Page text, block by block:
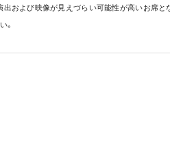
および映像が見えづらい可能性が高いお席と
。